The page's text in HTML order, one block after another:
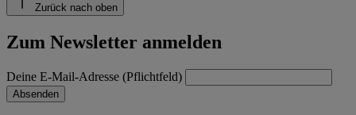
Zurück nach oben
Zum Newsletter anmelden
Deine E-Mail-Adresse (Pflichtfeld)
Absenden